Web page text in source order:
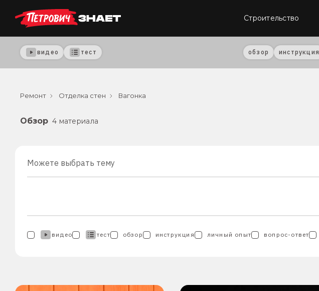
Строительство
видео тест обзор инструкция
Ремонт Отделка стен Вагонка
Обзор 4 материала
Можете выбрать тему
видео тест обзор инструкция личный опыт вопрос-ответ